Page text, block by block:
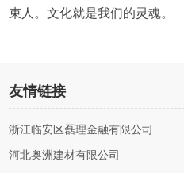
束人。文化就是我们的灵魂。
友情链接
浙江临安区磊理金融有限公司
河北奥洲建材有限公司